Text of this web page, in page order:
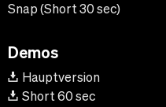
Snap (Short 30 sec)
Demos
Hauptversion
Short 60 sec